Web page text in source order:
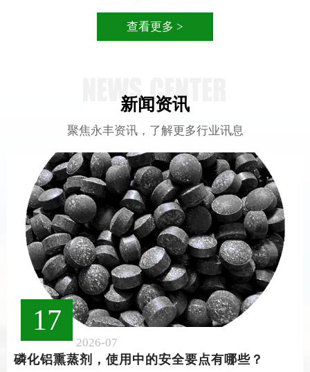
查看更多 >
新闻资讯
聚焦永丰资讯，了解更多行业讯息
2026-07
17
磷化铝熏蒸剂，使用中的安全要点有哪些？